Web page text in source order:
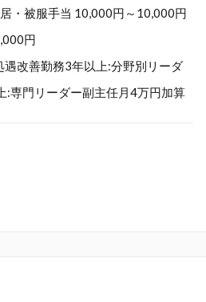
・被服手当 10,000円～10,000円
円
改善勤務3年以上:分野別リーダ
:専門リーダー副主任月4万円加算